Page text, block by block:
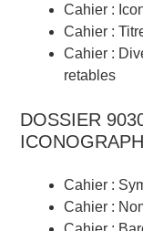
Cahier :
Cahier :
Cahier :
retables
DOSSIER
Cahier :
Cahier :